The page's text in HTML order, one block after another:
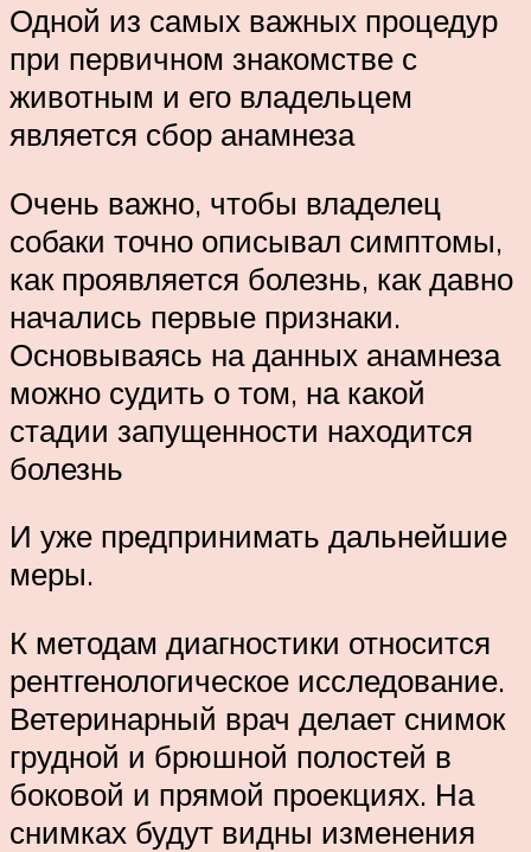
Одной из самых важных процедур
при первичном знакомстве с
животным и его владельцем
является сбор анамнеза
Очень важно, чтобы владелец
собаки точно описывал симптомы,
как проявляется болезнь, как давно
начались первые признаки.
Основываясь на данных анамнеза
можно судить о том, на какой
стадии запущенности находится
болезнь
И уже предпринимать дальнейшие
меры.
К методам диагностики относится
рентгенологическое исследование.
Ветеринарный врач делает снимок
грудной и брюшной полостей в
боковой и прямой проекциях. На
снимках будут видны изменения